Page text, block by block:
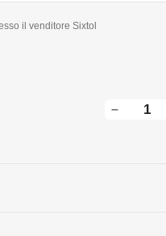
il venditore Sixtol
–